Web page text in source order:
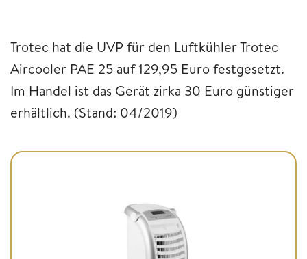
Trotec hat die UVP für den Luftkühler Trotec
Aircooler PAE 25 auf 129,95 Euro festgesetzt.
Im Handel ist das Gerät zirka 30 Euro günstiger
erhältlich. (Stand: 04/2019)